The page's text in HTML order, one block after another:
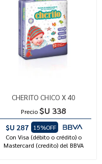
CHERITO CHICO X 40
Precio $U 338
$U 287
15%OFF
Con Visa (débito o crédito) o
Mastercard (credito) del BBVA